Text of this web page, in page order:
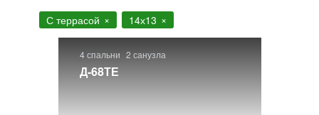
С террасой 14х13
4 спальни 2 санузла
Д-68ТЕ